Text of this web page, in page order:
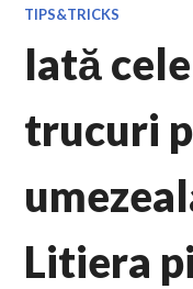
TIPS&TRICKS
Iată
trucuri
Litiera